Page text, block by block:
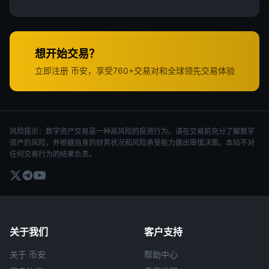
想开始交易？
立即注册 币安，享受760+交易对和全球领先交易体验
风险提示：数字资产交易是一种高风险的投资行为。请在交易前充分了解数字
资产的风险，并根据自身的财务状况和风险承受能力做出审慎决策。本站不对
任何交易行为的结果负责。
关于我们
关于 币安
客户支持
帮助中心